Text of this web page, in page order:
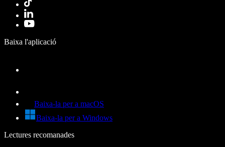
Baixa l'aplicació
Baixa-la per a macOS
Baixa-la per a Windows
Lectures recomanades